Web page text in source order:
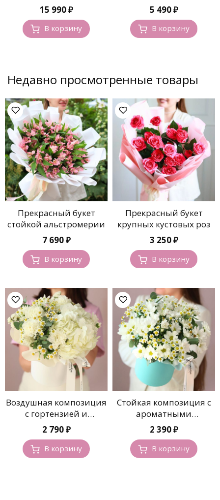
15 990₽
В корзину
5 490₽
В корзину
Недавно просмотренные товары
Прекрасный букет
стойкой альстромерии
7 690₽
В корзину
Прекрасный букет
крупных кустовых роз
3 250₽
В корзину
Воздушная композиция
с гортензией и
ромашками
2 790₽
В корзину
Стойкая композиция с
ароматными
ромашками
2 390₽
В корзину